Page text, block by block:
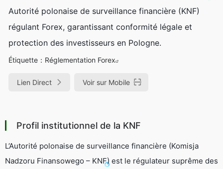
Autorité polonaise de surveillance financière (KNF)
régulant Forex, garantissant conformité légale et
protection des investisseurs en Pologne.
Étiquette： Réglementation Forex
Lien Direct Voir sur Mobile
Profil institutionnel de la KNF
L’Autorité polonaise de surveillance financière (Komisja
Nadzoru Finansowego – KNF) est le régulateur suprême des